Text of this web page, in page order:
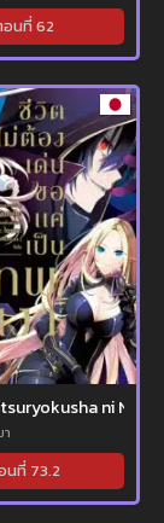
นที่ 62
ni
นที่ 73.2